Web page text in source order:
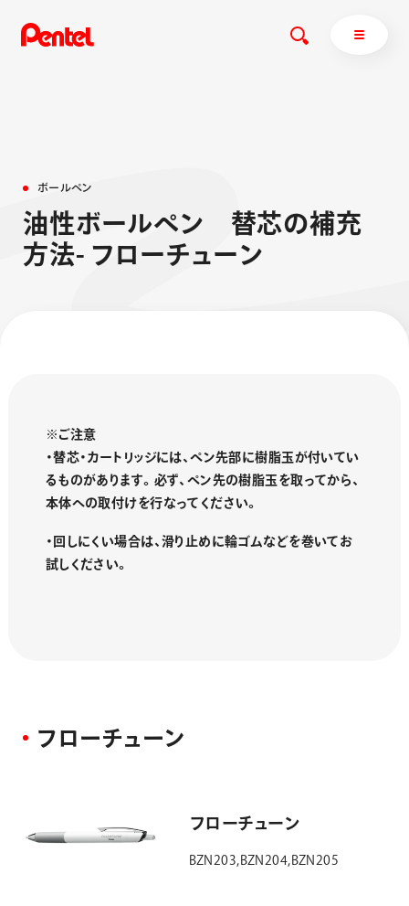
エナージェル
商品を探すトップ
ボールペン
ペン
その他
ぺんてるについて
ボー ルペン
油性ボールペン 替芯の補充
方法- フ ロ ーチューン
※ご注意
・替芯・カートリッジには、ペン先部に樹脂玉が付いてい
るものがあります。必ず、ペン先の樹脂玉を取ってから、
本体への取付けを行なってください。
・回しにくい場合は、滑り止めに輪ゴムなどを巻いてお
試しください。
フ ロ ーチ ュ ーン
フローチューン
BZN203,BZN204,BZN205